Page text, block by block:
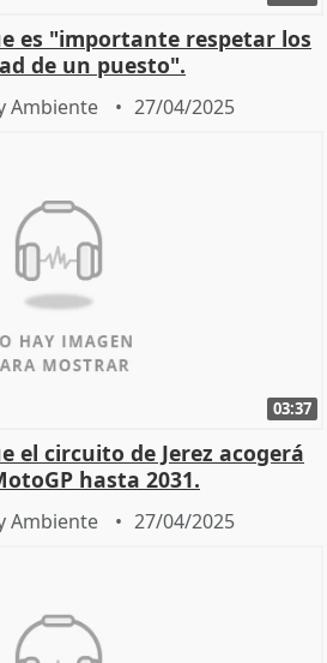
es "importante respetar los
de un puesto".
Ambiente 27/04/2025
03:37
el circuito de Jerez acogerá
hasta 2031.
Ambiente 27/04/2025